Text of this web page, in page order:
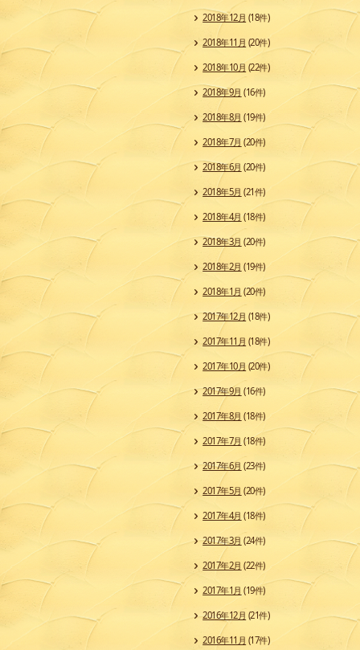
2018年12月 (18件)
2018年11月 (20件)
2018年10月 (22件)
2018年9月 (16件)
2018年8月 (19件)
2018年7月(20件)
2018年6月 (20件)
2018年5月 (21件)
2018年4月 (18件)
2018年3月 (20件)
2018年2月 (19件)
2018年1月(20件)
2017年12月 (18件)
2017年11月 (18件)
2017年10月(20件)
2017年9月 (16件)
2017年8月 (18件)
2017年7月 (18件)
2017年6月 (23件)
2017年5月 (20件)
2017年4月 (18件)
2017年3月 (24件)
2017年2月 (22件)
2017年1月 (19件)
2016年12月 (21件)
2016年11月 (17件)